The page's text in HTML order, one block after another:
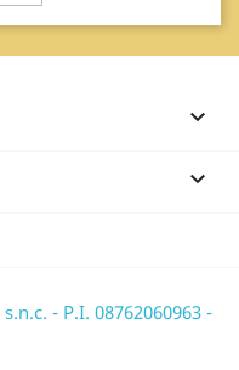


- P.I. 08762060963 -